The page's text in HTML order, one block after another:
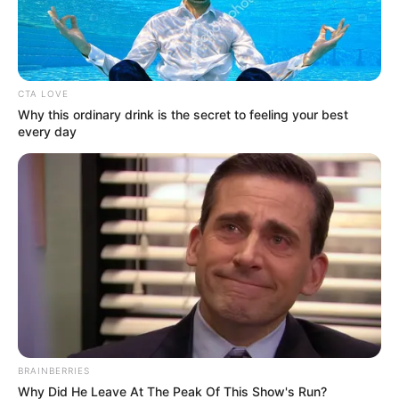
Protección y Bienestar Animal, junto a laPolicía
Ambiental, llegó a este punto del sur de Bogotápara
investigar el incidente, pero un camión de la basura ya se
había llevado la bolsa con los cuerpos hacia las 11 de la
mañana del mismo sábado.
CTA LOVE
Why this ordinary drink is the secret to feeling your best
every day
BRAINBERRIES
Why Did He Leave At The Peak Of This Show's Run?